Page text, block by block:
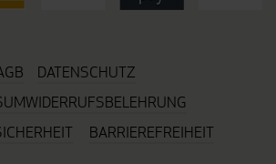
DATENSCHUTZ
WIDERRUFSBELEHRUNG
BARRIEREFREIHEIT